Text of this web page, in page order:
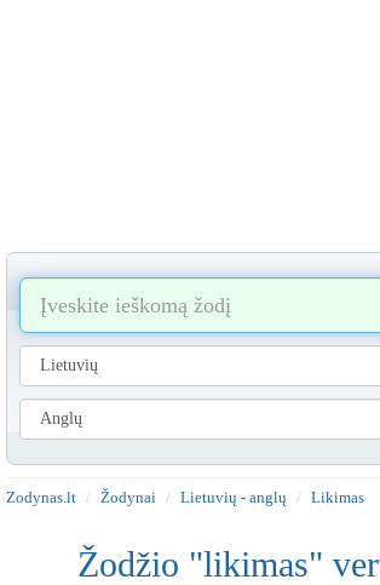
Zodynas.lt Žodynai Lietuvių - anglų Likimas
Žodžio "likimas"